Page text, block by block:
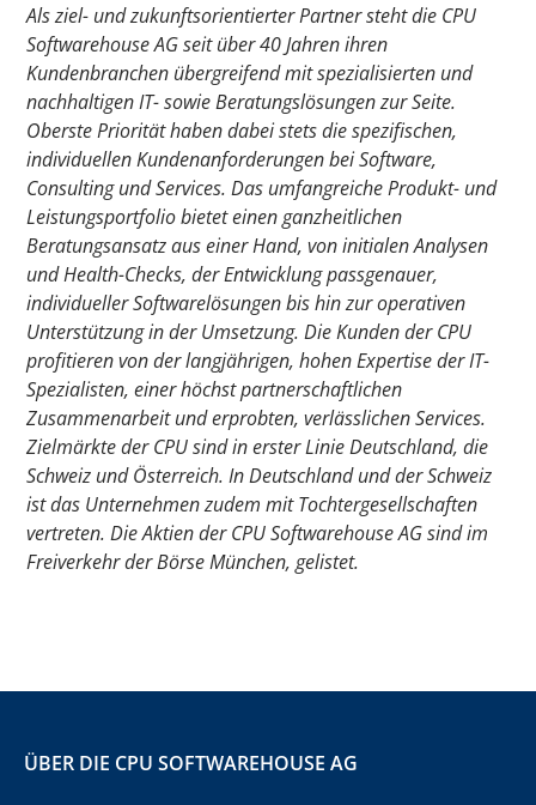
Als ziel- und zukunftsorientierter Partner steht die CPU
Softwarehouse AG seit über 40 Jahren ihren
Kundenbranchen übergreifend mit spezialisierten und
nachhaltigen IT- sowie Beratungslösungen zur Seite.
Oberste Priorität haben dabei stets die spezifischen,
individuellen Kundenanforderungen bei Software,
Consulting und Services. Das umfangreiche Produkt- und
Leistungsportfolio bietet einen ganzheitlichen
Beratungsansatz aus einer Hand, von initialen Analysen
und Health-Checks, der Entwicklung passgenauer,
individueller Softwarelösungen bis hin zur operativen
Unterstützung in der Umsetzung. Die Kunden der CPU
profitieren von der langjährigen, hohen Expertise der IT-
Spezialisten, einer höchst partnerschaftlichen
Zusammenarbeit und erprobten, verlässlichen Services.
Zielmärkte der CPU sind in erster Linie Deutschland, die
Schweiz und Österreich. In Deutschland und der Schweiz
ist das Unternehmen zudem mit Tochtergesellschaften
vertreten. Die Aktien der CPU Softwarehouse AG sind im
Freiverkehr der Börse München, gelistet.
ÜBER DIE CPU SOFTWAREHOUSE AG